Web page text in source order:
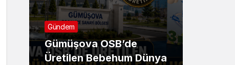
Gündem
Gümüşova OSB’de
Üretilen Bebehum Dünya